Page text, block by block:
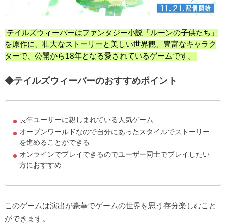
テイルズウィーバーはファンタジー小説「ルーンの子供たち」
を原作に、壮大なストーリーと美しい世界観、豊富なキャラク
ターで、公開から18年となる愛されているゲームです。
◆テイルズウィーバーのおすすめポイント
長年ユーザーに親しまれている人気ゲーム
オープンワールドなので自分にあったスタイルでストーリー
を進めることができる
オンラインでプレイできるのでユーザー同士でプレイしたい
方におすすめ
このゲームは演出が豪華でゲームの世界を思う存分楽しむこと
ができます。